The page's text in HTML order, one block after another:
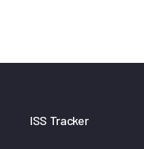
ISS Tracker